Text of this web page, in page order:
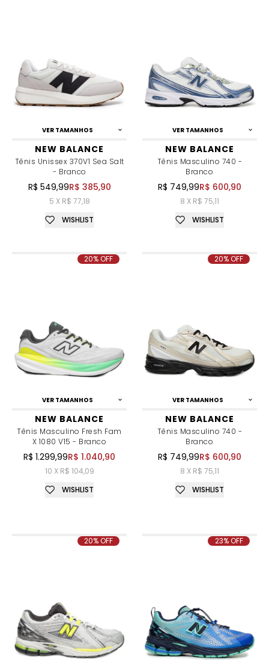
VER TAMANHOS
NEW BALANCE
Tênis Unissex 370V1 Sea Salt
- Branco
R$ 549,99R$ 385,90
5 X R$ 77,18
WISHLIST
VER TAMANHOS
NEW BALANCE
Tênis Masculino 740 -
Branco
R$ 749,99R$ 600,90
8 X R$ 75,11
WISHLIST
VER TAMANHOS
NEW BALANCE
Tênis Masculino Fresh Fam
X 1080 V15 - Branco
R$ 1.299,99R$ 1.040,90
10 X R$ 104,09
20% OFF
WISHLIST
VER TAMANHOS
NEW BALANCE
Tênis Masculino 740 -
Branco
R$ 749,99R$ 600,90
8 X R$ 75,11
20% OFF
WISHLIST
20% OFF 23% OFF